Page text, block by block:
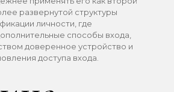
развернутой структуры
личности, где
способы входа,
доверенное устройство и
доступа входа.